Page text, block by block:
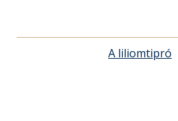
A liliomtipró